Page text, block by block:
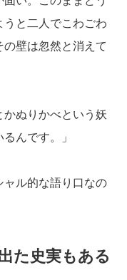
と二人でこわごわ
壁は忽然と消えて
かぬりかべという妖
んです。」
ャル的な語り口なの
た史実もある